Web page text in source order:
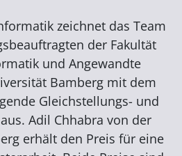
zeichnet das Team
der Fakultät
und Angewandte
Bamberg mit dem
Gleichstellungs- und
Adil Chhabra von der
erhält den Preis für eine